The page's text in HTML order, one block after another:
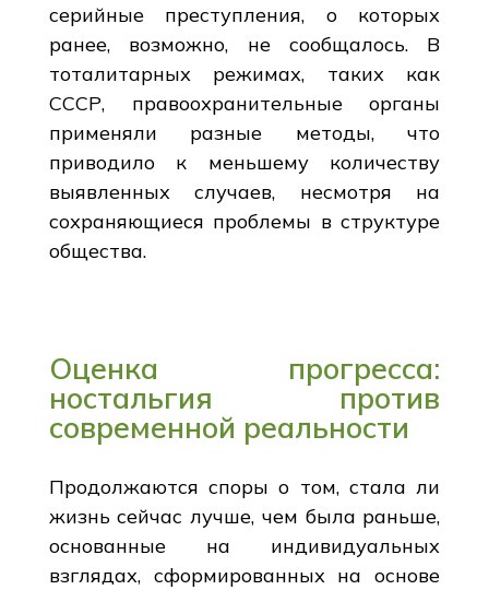
серийные преступления, о которых
ранее, возможно, не сообщалось. В
тоталитарных режимах, таких как
СССР, правоохранительные органы
применяли разные методы, что
приводило к меньшему количеству
выявленных случаев, несмотря на
сохраняющиеся проблемы в структуре
общества.
Оценка прогресса:
ностальгия против
современной реальности
Продолжаются споры о том, стала ли
жизнь сейчас лучше, чем была раньше,
основанные на индивидуальных
взглядах, сформированных на основе